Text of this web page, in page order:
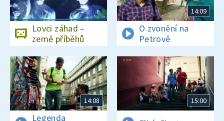
Lovci záhad –
země příběhů
14:09
O zvonění na
Petrově
14:08
Legenda
15:00